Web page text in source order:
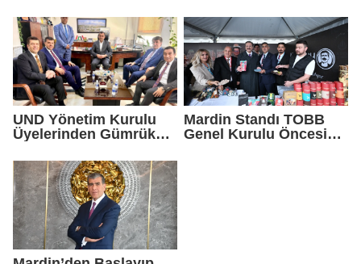
Yatırımı
UND Yönetim Kurulu
Üyelerinden Gümrük
Mardin Standı TOBB
Genel Kurulu Öncesi